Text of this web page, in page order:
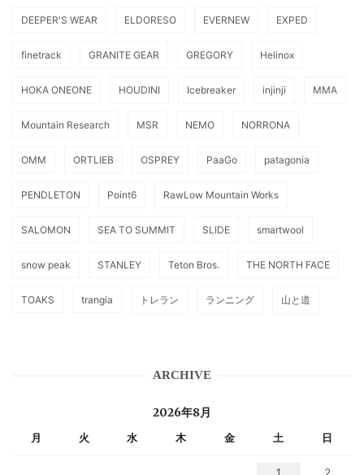
DEEPER'S WEAR ELDORESO EVERNEW EXPED
finetrack GRANITE GEAR GREGORY Helinox
HOKA ONEONE HOUDINI Icebreaker injinji MMA
Mountain Research MSR NEMO NORRONA
OMM ORTLIEB OSPREY PaaGo patagonia
PENDLETON Point6 RawLow Mountain Works
SALOMON SEA TO SUMMIT SLIDE smartwool
snow peak STANLEY Teton Bros. THE NORTH FACE
TOAKS trangia トレラン ランニング 山と道
ARCHIVE
2026年8月
月 火 水 木 金 土 日
1 2